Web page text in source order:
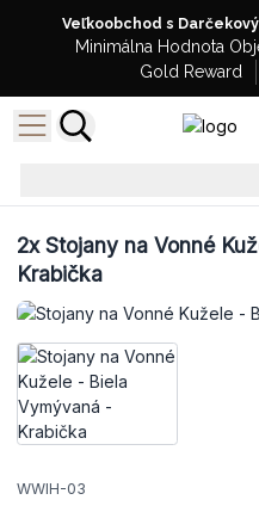
Veľkoobchod s
Minimálna Hodnota
Gold Reward
Stojany na Vonné Tyčinky a
2xStojany na Vonné
Krabička
WWIH-03